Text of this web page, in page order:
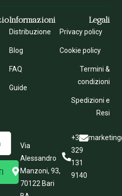
Informazioni
Distribuzione
Blog
FAQ
Guide
Legali
Privacy policy
Cookie policy
Termini &
condizioni
Spedizioni e
Resi
Via
Alessandro
Manzoni, 93,
70122 Bari
+39
329
131
9140